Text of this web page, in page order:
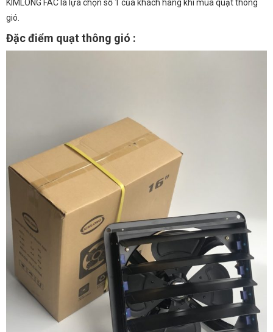
KIMLONG FAC là lựa chọn số 1 của khách hàng khi mua quạt thông
gió.
Đặc điểm quạt thông gió :